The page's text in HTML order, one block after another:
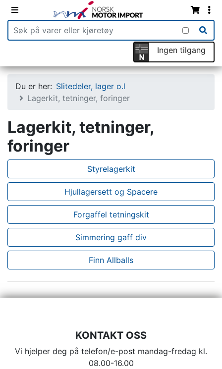
Ingen tilgang
Du er her: Slitedeler, lager o.l
Lagerkit, tetninger, foringer
Lagerkit, tetninger,
foringer
Styrelagerkit
Hjullagersett og Spacere
Forgaffel tetningskit
Simmering gaff div
Finn Allballs
KONTAKT OSS
Vi hjelper deg på telefon/e-post mandag-fredag kl.
08.00-16.00